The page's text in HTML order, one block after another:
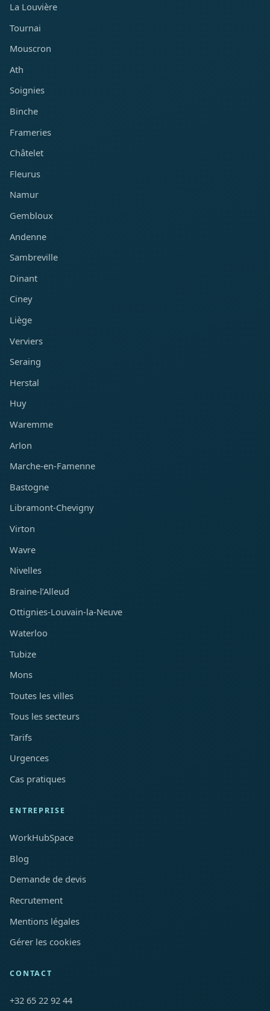
La Louvière
Tournai
Mouscron
Ath
Soignies
Binche
Frameries
Châtelet
Fleurus
Namur
Gembloux
Andenne
Sambreville
Dinant
Ciney
Liège
Verviers
Seraing
Herstal
Huy
Waremme
Arlon
Marche-en-Famenne
Bastogne
Libramont-Chevigny
Virton
Wavre
Nivelles
Braine-l’Alleud
Ottignies-Louvain-la-Neuve
Waterloo
Tubize
Mons
Toutes les villes
Tous les secteurs
Tarifs
Urgences
Cas pratiques
ENTREPRISE
WorkHubSpace
Blog
Demande de devis
Recrutement
Mentions légales
Gérer les cookies
CONTACT
+32 65 22 92 44